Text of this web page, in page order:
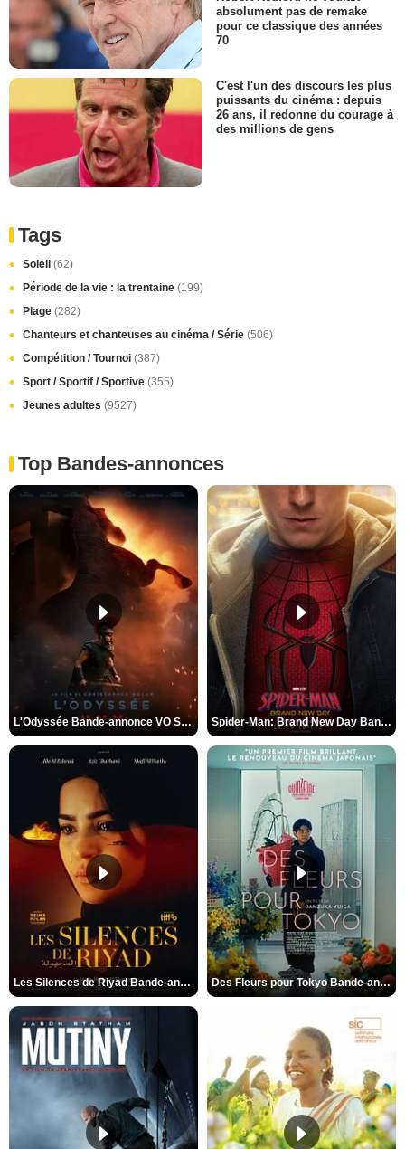
absolument pas de remake
pour ce classique des années
70
C'est l'un des discours les plus
puissants du cinéma : depuis
26 ans, il redonne du courage à
des millions de gens
Tags
Soleil (62)
Période de la vie : la trentaine (199)
Plage (282)
Chanteurs et chanteuses au cinéma / Série (506)
Compétition / Tournoi (387)
Sport / Sportif / Sportive (355)
Jeunes adultes (9527)
Top Bandes-annonces
L'Odyssée Bande-annonce VO STFR Spider-Man: Brand New Day Bande-annonce VO STFR
Les Silences de Riyad Bande-annonce VO STFR Des Fleurs pour Tokyo Bande-annonce VO STFR